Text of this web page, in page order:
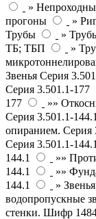
»
прогоны
»
Трубы
»
ТБ; ТБП
»
Звенья Серия
Серия 3.501.1-177
177
»»
Серия 3.501.1-144.1
опиранием. Серия
Серия 3.501.1-144.1
144.1
»»
144.1
»»
144.1
»
водопропускные
стенки. Шифр